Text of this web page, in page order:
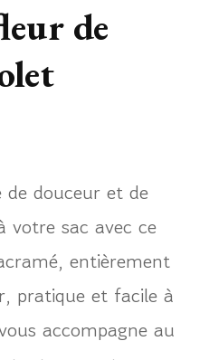
de
douceur et de
votre sac avec ce
entièrement
pratique et facile à
accompagne au